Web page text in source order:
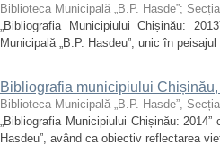
Biblioteca Municipală „B.P. Hasde”;
„Bibliografia Municipiului Chișinău:
Municipală „B.P. Hasdeu”, unic în
Bibliografia municipiului
Biblioteca Municipală „B.P. Hasde”,
„Bibliografia Municipiului Chișinău:
Hasdeu”, având ca obiectiv reflectarea